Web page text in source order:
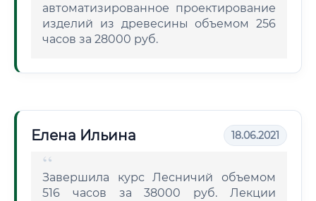
автоматизированное проектирование
изделий из древесины объемом 256
часов за 28000 руб.
Елена Ильина 18.06.2021
Завершила курс Лесничий объемом
516 часов за 38000 руб. Лекции